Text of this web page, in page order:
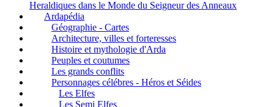
Heraldiques dans le Monde du Seigneur des Anneaux
Ardapédia
Géographie - Cartes
Architecture, villes et forteresses
Histoire et mythologie d'Arda
Peuples et coutumes
Les grands conflits
Personnages célébres - Héros et Séides
Les Elfes
Les Semi Elfes